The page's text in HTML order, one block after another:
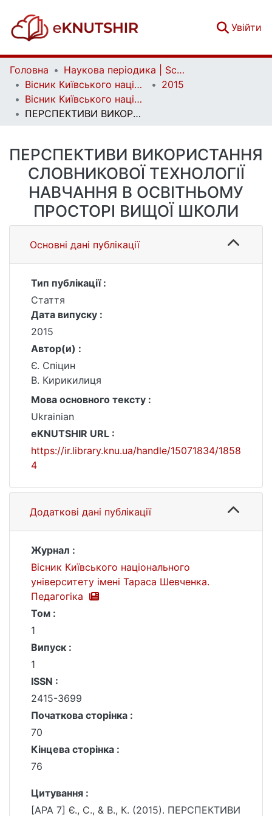
Увійти
Головна
Наукова періодика | Scientific periodicals
Вісник Київського національного університету імені Тараса Шевченка. Педагогіка | Bulletin of Taras Shevchenko National University of Kyiv. Pedagogy
2015
Вісник Київського національного університету імені Тараса Шевченка. Педагогіка. Вип. 1 (1)
ПЕРСПЕКТИВИ ВИКОРИСТАННЯ СЛОВНИКОВОЇ ТЕХНОЛОГІЇ НАВЧАННЯ В ОСВІТНЬОМУ ПРОСТОРІ ВИЩОЇ ШКОЛИ
ПЕРСПЕКТИВИ ВИКОРИСТАННЯ
СЛОВНИКОВОЇ ТЕХНОЛОГІЇ
НАВЧАННЯ В ОСВІТНЬОМУ
ПРОСТОРІ ВИЩОЇ ШКОЛИ
Основні дані публікації
Тип публікації :
Стаття
Дата випуску :
2015
Автор(и) :
Є. Спіцин
В. Кирикилиця
Мова основного тексту :
Ukrainian
eKNUTSHIR URL :
https://ir.library.knu.ua/handle/15071834/1858
4
Додаткові дані публікації
Журнал :
Вісник Київського національного
університету імені Тараса Шевченка.
Педагогіка
Том :
1
Випуск :
1
ISSN :
2415-3699
Початкова сторінка :
70
Кінцева сторінка :
76
Цитування :
[APA 7] Є., С., & В., К. (2015). ПЕРСПЕКТИВИ